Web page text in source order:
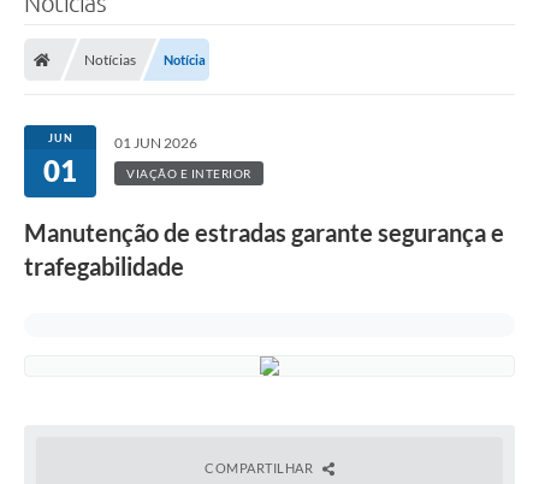
Notícias Notícia
JUN
01
01 JUN 2026
VIAÇÃO E INTERIOR
Manutenção de estradas garante segurança e
trafegabilidade
COMPARTILHAR